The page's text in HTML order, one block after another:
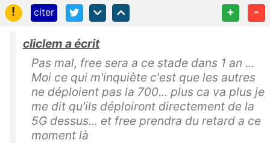
!
citer + -
cliclem a écrit
Pas mal, free sera a ce stade dans 1 an ...
Moi ce qui m'inquiète c'est que les autres
ne déploient pas la 700... plus ca va plus je
me dit qu'ils déploiront directement de la
5G dessus... et free prendra du retard a ce
moment là